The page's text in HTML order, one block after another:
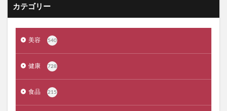
割れない鏡
ニオワンちゃん 美穀菜(びこくさい)
シボラナイトダイエットコーヒー
クラプロックス
マッスルデリ(Muscle Deli)
カテゴリー
美容 540
健康 728
食品 215